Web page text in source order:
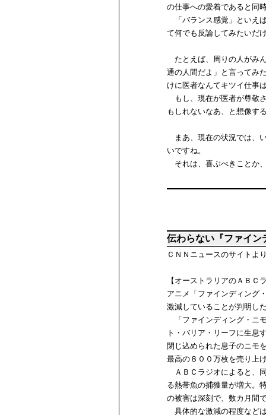
の仕事への愛着であると同
「バランス感覚」といえ
て何でも反論してみたいだ
たとえば、周りの人がみ
通の人間だよ」と言ってみ
けに医者なんてキツイ仕事
もし、現在が医者が尊敬
もしれないなあ、と想像す
まあ、現在の状況では、
いですね。
それは、喜ぶべきことか
伝わらない『ファイン
ＣＮＮニュースのサイトよ
【オーストラリアのＡＢ
アニメ「ファインディング
激減していることが判明し
「ファインディング・ニ
ト・バリア・リーフに生息
閉じ込められた息子のニモ
最高の８００万枚を売り上
ＡＢＣラジオによると、
る熱帯魚の捕獲量が増大。
の被害は深刻で、数カ月間
具体的な激減の程度など